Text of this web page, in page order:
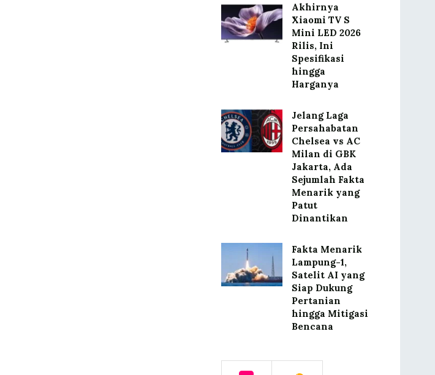
Akhirnya
Xiaomi TV S
Mini LED 2026
Rilis, Ini
Spesifikasi
hingga
Harganya
Jelang Laga
Persahabatan
Chelsea vs AC
Milan di GBK
Jakarta, Ada
Sejumlah Fakta
Menarik yang
Patut
Dinantikan
Fakta Menarik
Lampung-1,
Satelit AI yang
Siap Dukung
Pertanian
hingga Mitigasi
Bencana